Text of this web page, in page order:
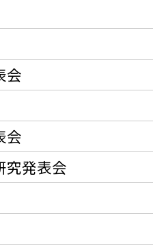
会
会
究発表会